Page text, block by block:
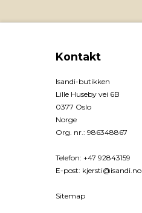
Kontakt
Isandi-butikken
Lille Huseby vei 6B
0377 Oslo
Norge
Org. nr. : 986348867
Telefon: +47 92843159
E-post: kjersti@isandi.no
Sitemap